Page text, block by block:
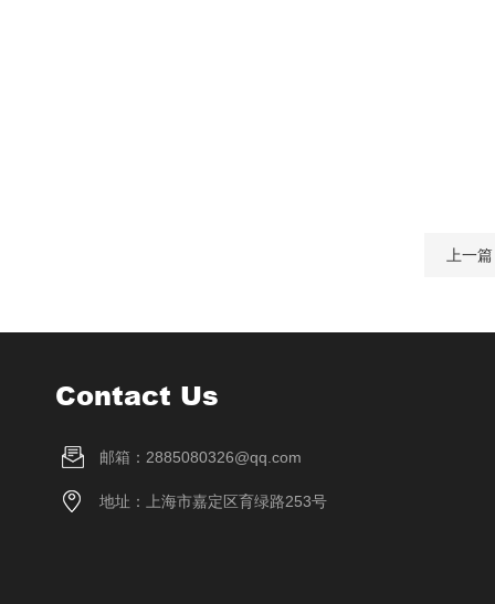
上一
Contact Us
邮箱：2885080326@qq.com
地址：上海市嘉定区育绿路253号